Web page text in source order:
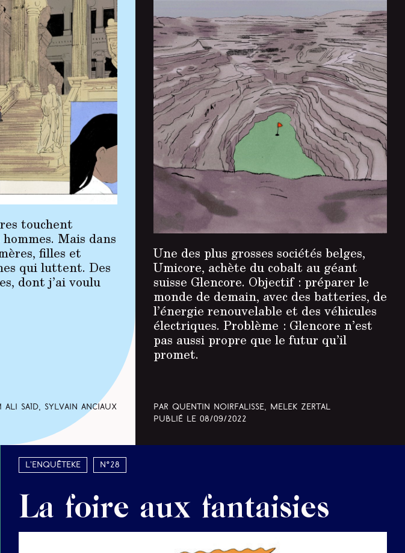
touchent
Mais dans
filles et
qui luttent. Des
dont j’ai voulu
Saïd, Sylvain Anciaux
Une des plus grosses sociétés belges,
Umicore, achète du cobalt au géant
suisse Glencore. Objectif : préparer le
monde de demain, avec des batteries, de
l’énergie renouvelable et des véhicules
électriques. Problème : Glencore n’est
pas aussi propre que le futur qu’il
promet.
Par Quentin Noirfalisse, Melek Zertal
Publié le 08/09/2022
L’enquêteke N°28
La foire aux fantaisies